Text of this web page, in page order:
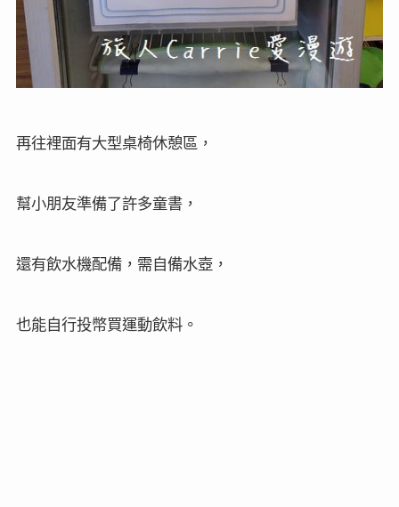
再往裡面有大型桌椅休憩區，
幫小朋友準備了許多童書，
還有飲水機配備，需自備水壺，
也能自行投幣買運動飲料。